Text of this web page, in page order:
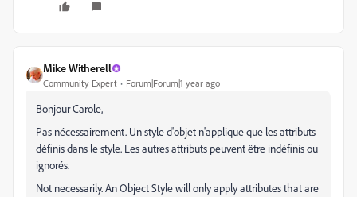
Mike Witherell
Community Expert Forum|Forum|1 year ago
Bonjour Carole,
Pas nécessairement. Un style d'objet n'applique que les attributs
définis dans le style. Les autres attributs peuvent être indéfinis ou
ignorés.
Not necessarily. An Object Style will only apply attributes that are